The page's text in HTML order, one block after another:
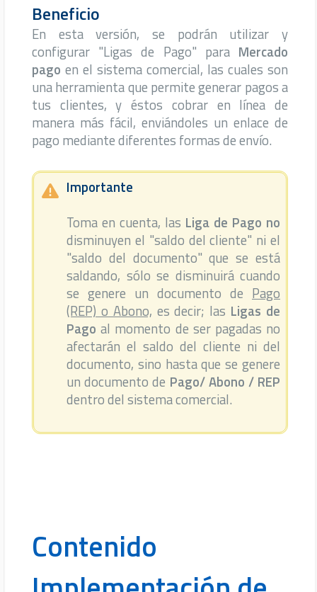
Beneficio
En esta versión, se podrán utilizar y
configurar "Ligas de Pago" para Mercado
pago en el sistema comercial, las cuales son
una herramienta que permite generar pagos a
tus clientes, y éstos cobrar en línea de
manera más fácil, enviándoles un enlace de
pago mediante diferentes formas de envío.
 Importante
Toma en cuenta, las Liga de Pago no
disminuyen el "saldo del cliente" ni el
"saldo del documento" que se está
saldando, sólo se disminuirá cuando
se genere un documento de Pago
(REP) o Abono, es decir; las Ligas de
Pago al momento de ser pagadas no
afectarán el saldo del cliente ni del
documento, sino hasta que se genere
un documento de Pago/ Abono / REP
dentro del sistema comercial.
Contenido